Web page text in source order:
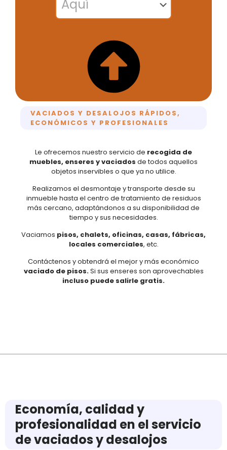
VACIADOS Y DESALOJOS RÁPIDOS,
ECONÓMICOS Y PROFESIONALES
Le ofrecemos nuestro servicio de recogida de
muebles, enseres y vaciados de todos aquellos
objetos inservibles o que ya no utilice.
Realizamos el desmontaje y transporte desde su
inmueble hasta el centro de tratamiento de residuos
más cercano, adaptándonos a su disponibilidad de
tiempo y sus necesidades.
Vaciamos pisos, chalets, oficinas, casas, fábricas,
locales comerciales, etc.
Contáctenos y obtendrá el mejor y más económico
vaciado de pisos.Si sus enseres son aprovechables
incluso puede salirle gratis.
Economía, calidad y
profesionalidad en el servicio
de vaciados y desalojos